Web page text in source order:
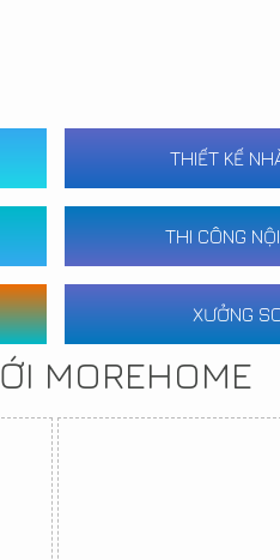
THIẾT KẾ
THI CÔNG
XƯỞNG
MOREHOME